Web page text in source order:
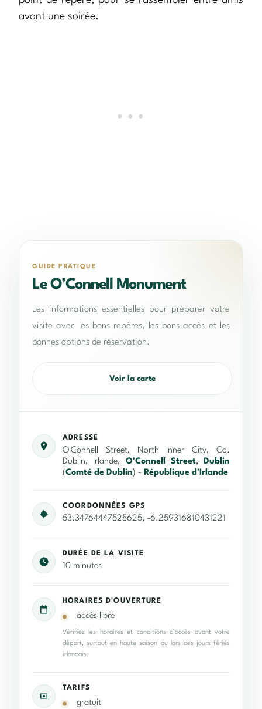
avant une soirée.
GUIDE PRATIQUE
Le O’Connell Monument
Les informations essentielles pour préparer votre
visite avec les bons repères, les bons accès et les
bonnes options de réservation.
Voir la carte
ADRESSE
O'Connell Street, North Inner City, Co.
Dublin, Irlande, O'Connell Street, Dublin
(Comté de Dublin) - République d'Irlande
COORDONNÉES GPS
53.34764447525625, -6.259316810431221
DURÉE DE LA VISITE
10 minutes
HORAIRES D'OUVERTURE
accès libre
Vérifiez les horaires et conditions d’accès avant votre
départ, surtout en haute saison ou lors des jours fériés
irlandais.
TARIFS
gratuit